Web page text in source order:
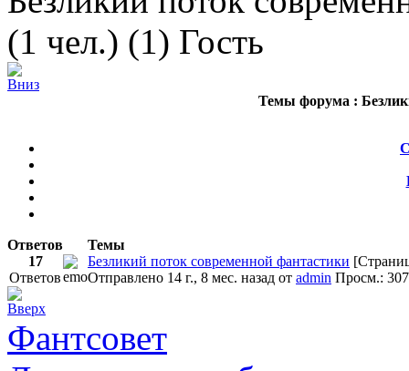
(1 чел.) (1) Гость
Темы форума :
Ответов
Темы
17
Ответов
Безликий поток современной фантастики
Отправлено 14 г., 8 мес. назад от admin Просм.:
Фантсовет